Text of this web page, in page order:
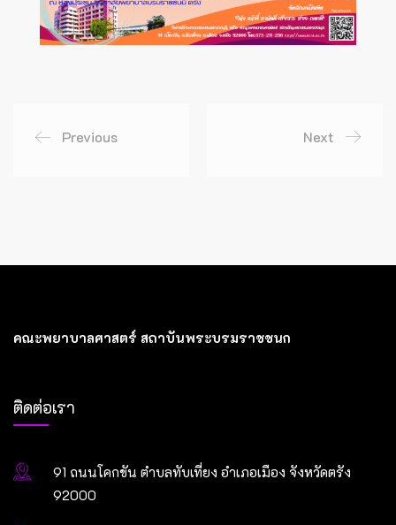
Previous Next
คณะพยาบาลศาสตร์ สถาบันพระบรมราชชนก
ติดต่อเรา
91 ถนนโคกขัน ตำบลทับเที่ยง อำเภอเมือง จังหวัดตรัง
92000